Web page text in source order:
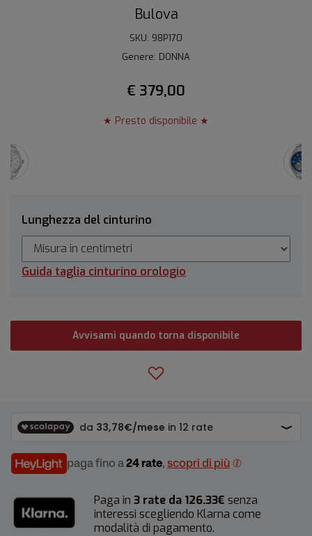
Bulova
SKU: 98P170
Genere: DONNA
€ 379,00
★ Presto disponibile ★
Lunghezza del cinturino
Guida taglia cinturino orologio
Avvisami quando torna disponibile
paga fino a 24 rate, scopri di più
Paga in 3 rate da 126.33€ senza
interessi scegliendo Klarna come
modalità di pagamento.